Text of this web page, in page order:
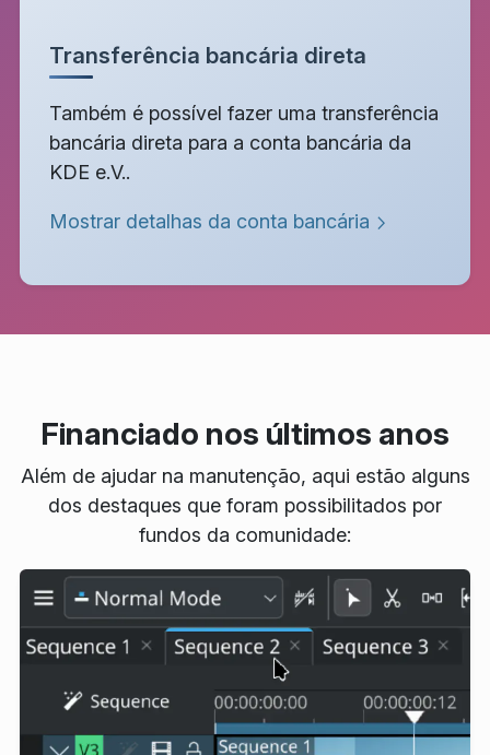
Transferência bancária direta
Também é possível fazer uma transferência
bancária direta para a conta bancária da
KDE e.V..
Mostrar detalhas da conta bancária
Financiado nos últimos anos
Além de ajudar na manutenção, aqui estão alguns
dos destaques que foram possibilitados por
fundos da comunidade: